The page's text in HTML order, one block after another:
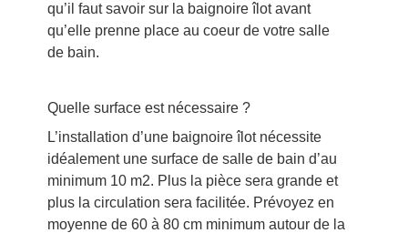
qu’il faut savoir sur la baignoire îlot avant
qu’elle prenne place au coeur de votre salle
de bain.
Quelle surface est nécessaire ?
L’installation d’une baignoire îlot nécessite
idéalement une surface de salle de bain d’au
minimum 10 m2. Plus la pièce sera grande et
plus la circulation sera facilitée. Prévoyez en
moyenne de 60 à 80 cm minimum autour de la